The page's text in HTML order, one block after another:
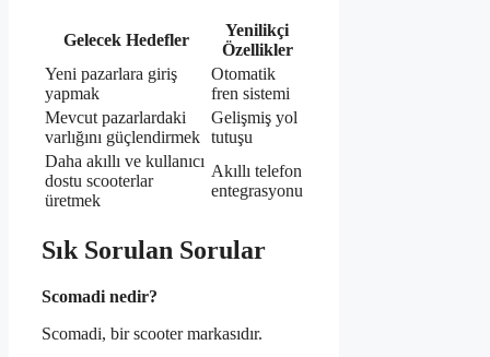
Gelecek Hedefler
Yenilikçi
Özellikler
Yeni pazarlara giriş
yapmak
Otomatik
fren sistemi
Mevcut pazarlardaki
varlığını güçlendirmek
Gelişmiş yol
tutuşu
Daha akıllı ve kullanıcı
dostu scooterlar
üretmek
Akıllı telefon
entegrasyonu
Sık Sorulan Sorular
Scomadi nedir?
Scomadi, bir scooter markasıdır.